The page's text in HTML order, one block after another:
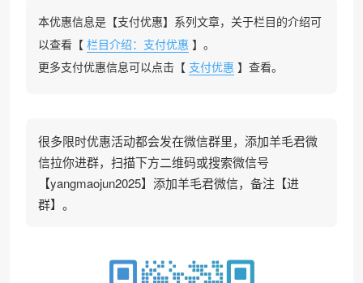
本优惠信息是【支付优惠】系列文章，关于栏目的介绍可
以查看【 栏目介绍：支付优惠 】。
更多支付优惠信息可以点击【 支付优惠 】查看。
很多限时优惠活动都会发在微信群里，添加羊毛君微
信拉你进群，扫描下方二维码或搜索微信号
【yangmaojun2025】添加羊毛君微信，备注【进
群】。